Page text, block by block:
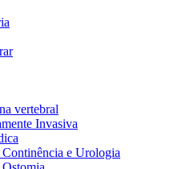
vertebral
Invasiva
e Urologia